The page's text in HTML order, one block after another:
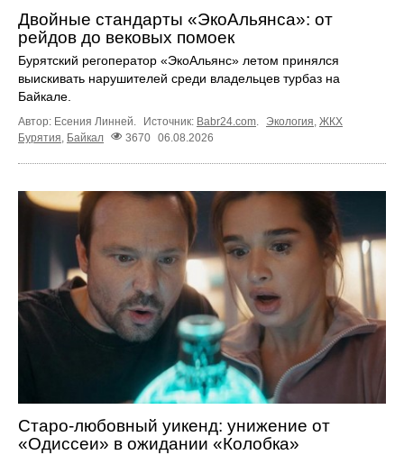
Двойные стандарты «ЭкоАльянса»: от
рейдов до вековых помоек
Бурятский регоператор «ЭкоАльянс» летом принялся
выискивать нарушителей среди владельцев турбаз на
Байкале.
Автор: Есения Линней. Источник: Babr24.com. Экология, ЖКХ
Бурятия Байкал 3670 06.08.2026
Старо-любовный уикенд: унижение от
«Одиссеи» в ожидании «Колобка»